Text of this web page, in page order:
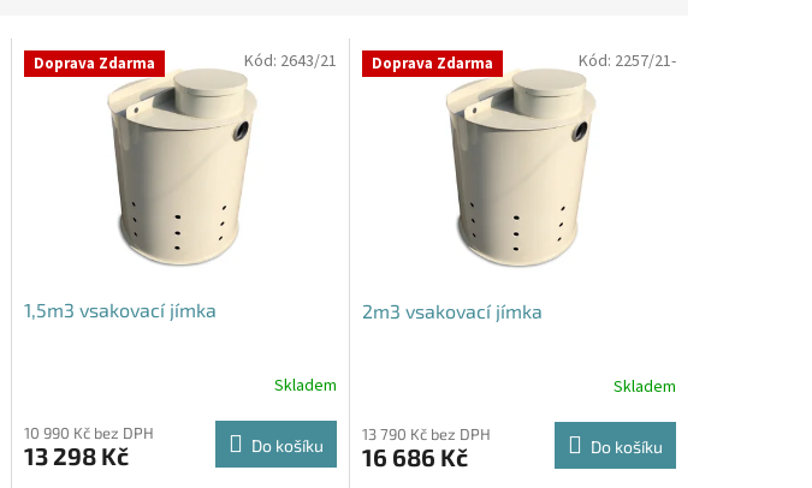
Doprava Zdarma
1,5m3 vsakovací jímka
Skladem
10 990 Kč bez DPH
13 298 Kč Do košíku
Kód: 2643/21 Doprava Zdarma
2m3 vsakovací jímka
produktu
je
Skladem
13 790 Kč bez DPH
16 686 Kč Do košíku
Kód: 2257/21-